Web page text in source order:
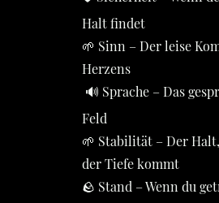
Halt findet
🌱 Sinn – Der leise
Herzens
🔊 Sprache – Das
Feld
🌱 Stabilität – Der
der Tiefe kommt
🪨 Stand – Wenn du